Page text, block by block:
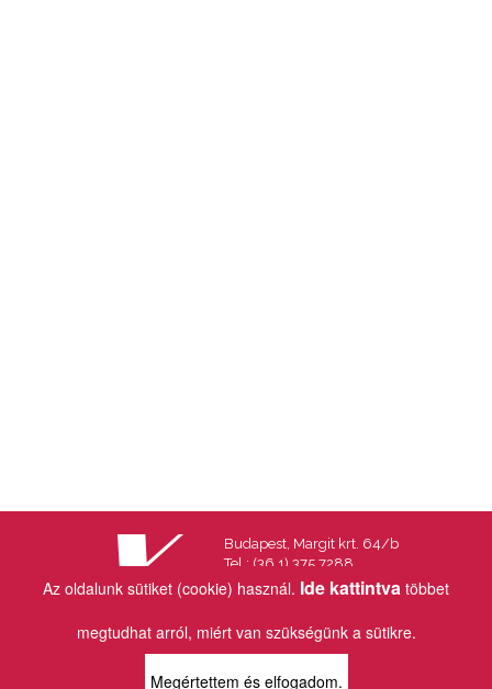
Az oldalunk sütiket (cookie) használ. Ide kattintva többet
megtudhat arról, miért van szükségünk a sütikre.
Megértettem és elfogadom.
Budapest, Margit krt. 64/b
Tel.: (36 1) 375 7288
Fax.: (36 1) 202 7145
Email: